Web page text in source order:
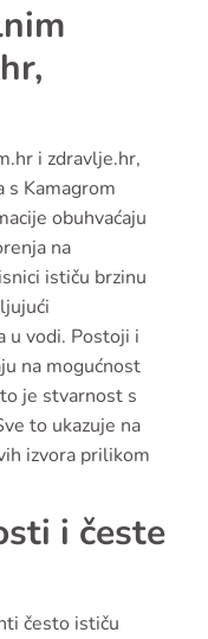
i zdravlje.hr,
s Kamagrom
obuhvaćaju
na
ističu brzinu
u vodi. Postoji i
na mogućnost
je stvarnost s
to ukazuje na
izvora prilikom
i česte
često ističu